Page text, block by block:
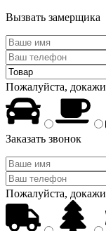
Вызвать замерщика
Пожалуйста,
Заказать звонок
Пожалуйста,